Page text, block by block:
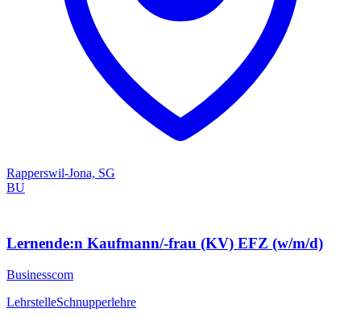
Rapperswil-Jona, SG
BU
Lernende:n Kaufmann/-frau (KV) EFZ (w/m/d)
Businesscom
LehrstelleSchnupperlehre